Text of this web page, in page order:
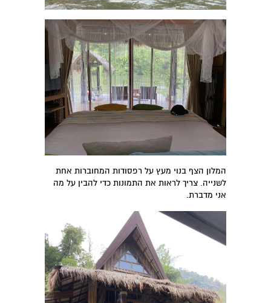
המלון הצף בנוי מעץ על רפסודות המחוברות אחת
לשנייה. צריך לראות את התמונות כדי להבין על מה
אני מדברת.